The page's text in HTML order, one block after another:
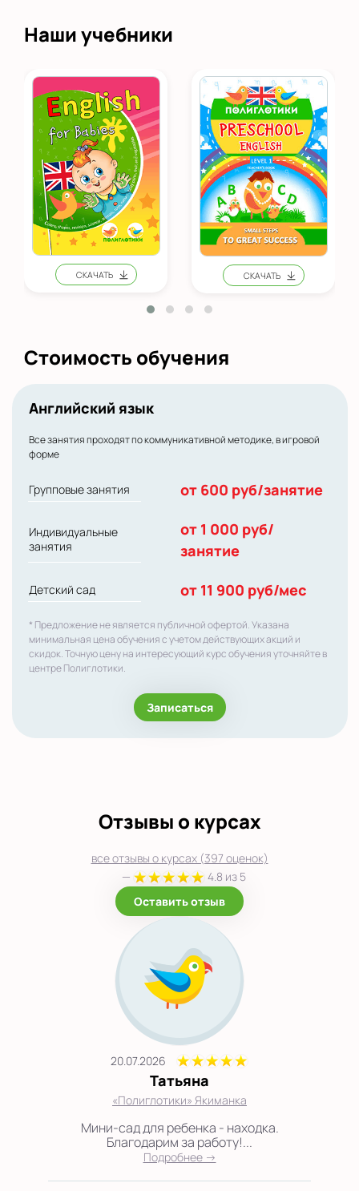
Наши учебники
Стоимость обучения
Английский язык
Все занятия проходят по коммуникативной методике, в игровой
форме
Групповые занятия от 600 руб/занятие
Индивидуальные
занятия
от 1 000 руб/
занятие
Детский сад от 11 900 руб/мес
* Предложение не является публичной офертой. Указана
минимальная цена обучения с учетом действующих акций и
скидок. Точную цену на интересующий курс обучения уточняйте в
центре Полиглотики.
Записаться
Отзывы о курсах
все отзывы о курсах (397 оценок)
—
4.8 из 5
Оставить отзыв
20.07.2026
Татьяна
«Полиглотики» Якиманка
Мини-сад для ребенка - находка.
Благодарим за работу!...
Подробнее →